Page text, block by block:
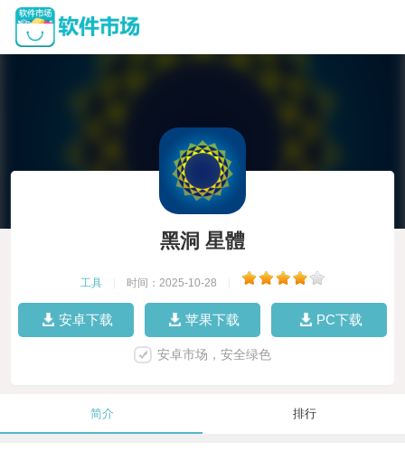
黑洞 星體
工具 时间：2025-10-28
安卓下载 苹果下载 PC下载
安卓市场，安全绿色
简介 排行